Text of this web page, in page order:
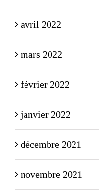
avril 2022
mars 2022
février 2022
janvier 2022
décembre 2021
novembre 2021